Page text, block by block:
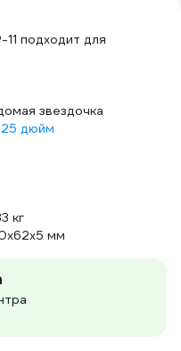
подходит для
звездочка
дюйм
кг
мм